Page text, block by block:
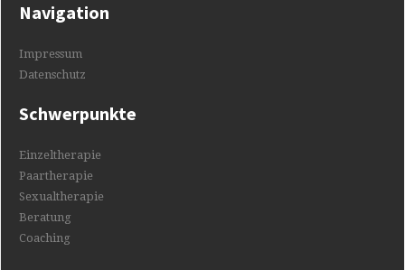
Navigation
Impressum
Datenschutz
Schwerpunkte
Einzeltherapie
Paartherapie
Sexualtherapie
Beratung
Coaching